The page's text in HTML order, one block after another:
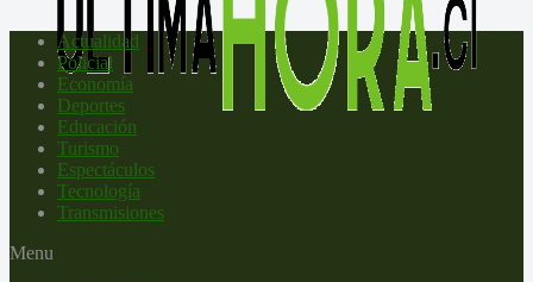
Actualidad
Policial
Economía
Deportes
Educación
Turismo
Espectáculos
Tecnología
Transmisiones
Menu